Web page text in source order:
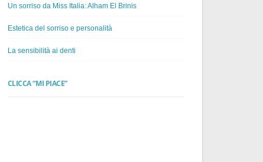
Un sorriso da Miss Italia: Alham El Brinis
Estetica del sorriso e personalità
La sensibilità ai denti
CLICCA “MI PIACE”